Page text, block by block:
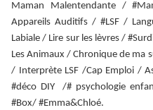
Maman Malentendante /
Appareils Auditifs / #LSF /
Labiale / Lire sur les lèvres /
Les Animaux / Chronique de ma
/ Interprète LSF /Cap Emploi /
#déco DIY /# psychologie
#Box/ #Emma&Chloé.